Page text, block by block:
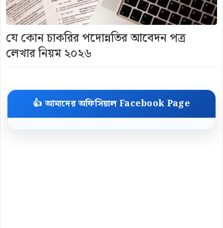
যে কোন চাকরির পদোন্নতির আবেদন পত্র
লেখার নিয়ম ২০২৬
👍 আমাদের অফিসিয়াল Facebook Page